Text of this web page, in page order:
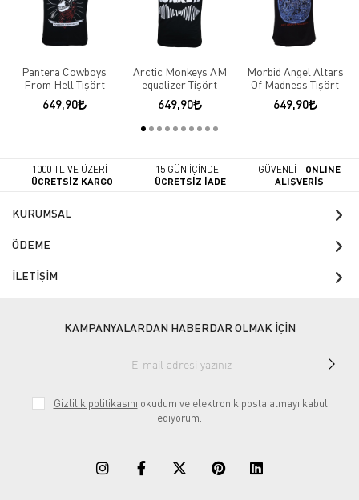
Pantera Cowboys
From Hell Tişört
649,90
Arctic Monkeys AM
equalizer Tişört
649,90
Morbid Angel Altars
Of Madness Tişört
649,90
1000 TL VE ÜZERİ
-ÜCRETSİZ KARGO
15 GÜN İÇİNDE -
ÜCRETSİZ İADE
GÜVENLİ - ONLINE
ALIŞVERİŞ
KURUMSAL
ÖDEME
İLETİŞİM
KAMPANYALARDAN HABERDAR OLMAK İÇİN
Gizlilik politikasını okudum ve elektronik posta almayı kabul
ediyorum.